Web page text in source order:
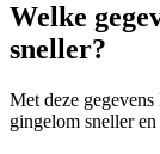
Welke
sneller?
Met deze
gingelom sneller